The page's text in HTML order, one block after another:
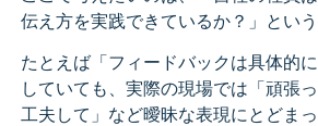
伝え方を実践できているか？」という
たとえば「フィードバックは具体的
していても、実際の現場では「頑張
工夫して」など曖昧な表現にとどま